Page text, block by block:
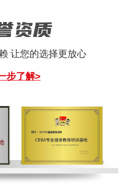
资质
让您的选择更放心
步了解>